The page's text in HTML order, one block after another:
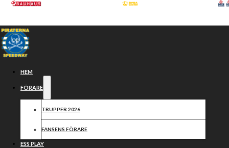
Hoppa till huvudinnehåll
HEM
FÖRARE
TRUPPER 2026
FANSENS FÖRARE
ESS PLAY